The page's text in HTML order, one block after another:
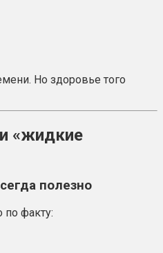
Но здоровье того
«жидкие
полезно
факту: